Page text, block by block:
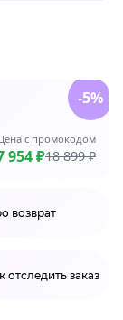
с промокодом
954 ₽18 899 ₽
-5%
возврат
отследить заказ